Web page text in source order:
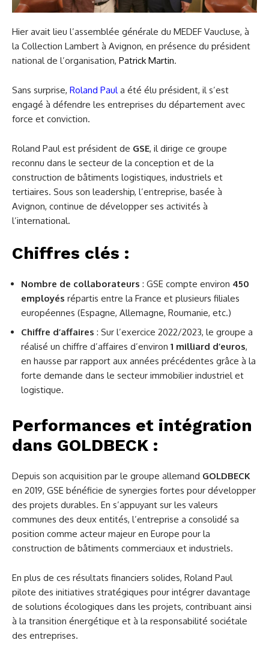
Hier avait lieu l’assemblée générale du MEDEF Vaucluse, à
la Collection Lambert à Avignon, en présence du président
national de l’organisation, Patrick Martin.
Sans surprise, Roland Paul a été élu président, il s’est
engagé à défendre les entreprises du département avec
force et conviction.
Roland Paul est président de GSE, il dirige ce groupe
reconnu dans le secteur de la conception et de la
construction de bâtiments logistiques, industriels et
tertiaires. Sous son leadership, l’entreprise, basée à
Avignon, continue de développer ses activités à
l’international.
Chiffres clés :
Nombre de collaborateurs : GSE compte environ 450
employés répartis entre la France et plusieurs filiales
européennes (Espagne, Allemagne, Roumanie, etc.)​
Chiffre d’affaires : Sur l’exercice 2022/2023, le groupe a
réalisé un chiffre d’affaires d’environ 1 milliard d’euros,
en hausse par rapport aux années précédentes grâce à la
forte demande dans le secteur immobilier industriel et
logistique​.
Performances et intégration
dans GOLDBECK :
Depuis son acquisition par le groupe allemand GOLDBECK
en 2019, GSE bénéficie de synergies fortes pour développer
des projets durables. En s’appuyant sur les valeurs
communes des deux entités, l’entreprise a consolidé sa
position comme acteur majeur en Europe pour la
construction de bâtiments commerciaux et industriels​.
En plus de ces résultats financiers solides, Roland Paul
pilote des initiatives stratégiques pour intégrer davantage
de solutions écologiques dans les projets, contribuant ainsi
à la transition énergétique et à la responsabilité sociétale
des entreprises.